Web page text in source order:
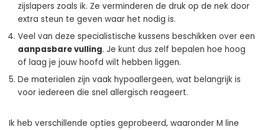
zijslapers zoals ik. Ze verminderen de druk op de nek door
extra steun te geven waar het nodig is.
Veel van deze specialistische kussens beschikken over een
aanpasbare vulling. Je kunt dus zelf bepalen hoe hoog
of laag je jouw hoofd wilt hebben liggen.
De materialen zijn vaak hypoallergeen, wat belangrijk is
voor iedereen die snel allergisch reageert.
Ik heb verschillende opties geprobeerd, waaronder M line